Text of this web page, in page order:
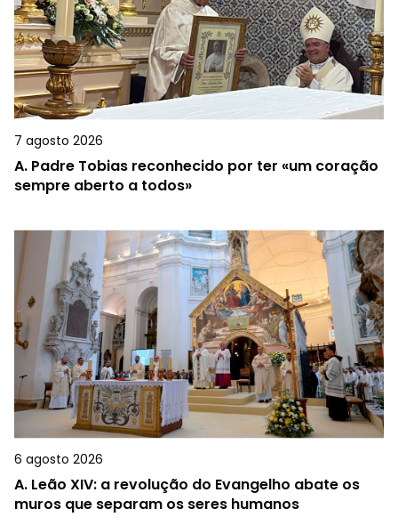
7 agosto 2026
A. Padre Tobias reconhecido por ter «um coração
sempre aberto a todos»
6 agosto 2026
A. Leão XIV: a revolução do Evangelho abate os
muros que separam os seres humanos